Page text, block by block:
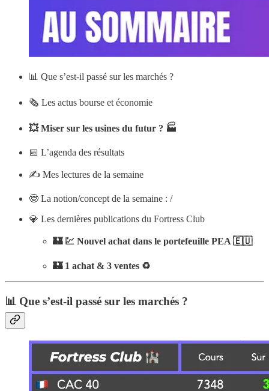
📊 Que s’est-il passé sur les marchés ?
🗞️ Les actus bourse et économie
💥 Miser sur les usines du futur ? 🏭
📅 L’agenda des résultats
✍️ Mes lectures de la semaine
🤓 La notion/concept de la semaine : /
💎 Les dernières publications du Fortress Club
🏰 💹 Nouvel achat dans le portefeuille PEA 🇪🇺
🏰 1 achat & 3 ventes ♻️
📊 Que s’est-il passé sur les marchés ?